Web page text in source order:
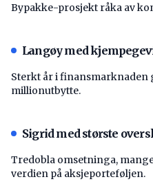
Bypakke-prosjekt råka av
Langøy med
Sterkt år i finansmarknaden
millionutbytte.
Sigrid med største
Tredobla omsetninga,
verdien på aksjeporteføljen.